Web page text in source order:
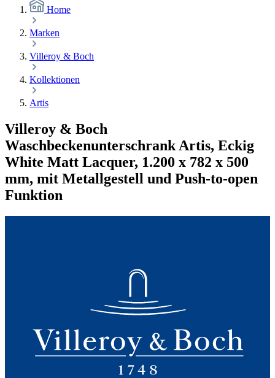
Home
Marken
Villeroy & Boch
Kollektionen
Artis
Villeroy & Boch
Waschbeckenunterschrank Artis, Eckig
White Matt Lacquer, 1.200 x 782 x 500
mm, mit Metallgestell und Push-to-open
Funktion